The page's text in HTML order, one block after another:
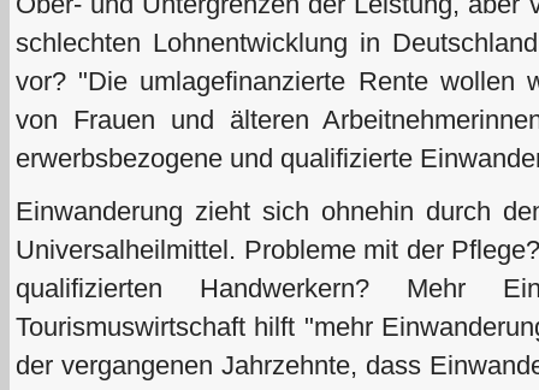
schlechten Lohnentwicklung in
vor? "Die umlagefinanzierte Rente wollen
von Frauen und älteren
erwerbsbezogene und qualifizierte
Einwanderung zieht sich ohnehin durch
Universalheilmittel. Probleme mit der
qualifizierten Handwerkern? Mehr
Tourismuswirtschaft hilft "mehr
der vergangenen Jahrzehnte, dass